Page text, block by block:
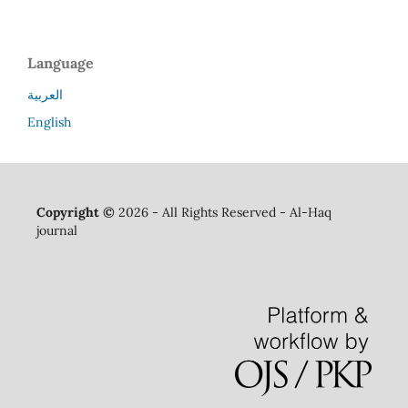
Language
العربية
English
Copyright ©2026 - All Rights Reserved - Al-Haq
journal